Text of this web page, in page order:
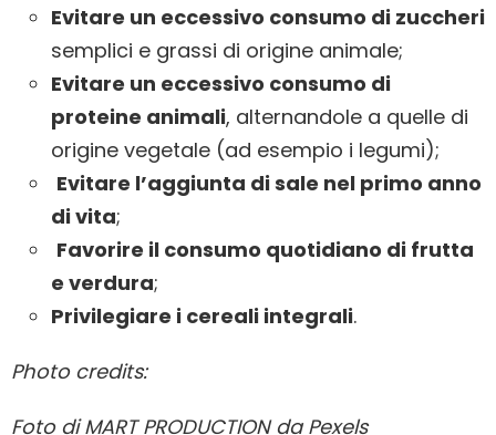
Evitare un eccessivo consumo di zuccheri
semplici e grassi di origine animale;
Evitare un eccessivo consumo di
proteine animali, alternandole a quelle di
origine vegetale (ad esempio i legumi);
Evitare l’aggiunta di sale nel primo anno
di vita;
Favorire il consumo quotidiano di frutta
e verdura;
Privilegiare i cereali integrali.
Photo credits:
Foto di MART PRODUCTION da Pexels